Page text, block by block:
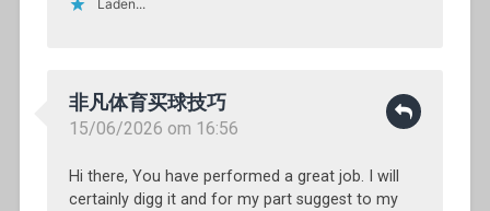
Laden...
非凡体育买球技巧
15/06/2026 om 16:56
Hi there, You have performed a great job. I will
certainly digg it and for my part suggest to my